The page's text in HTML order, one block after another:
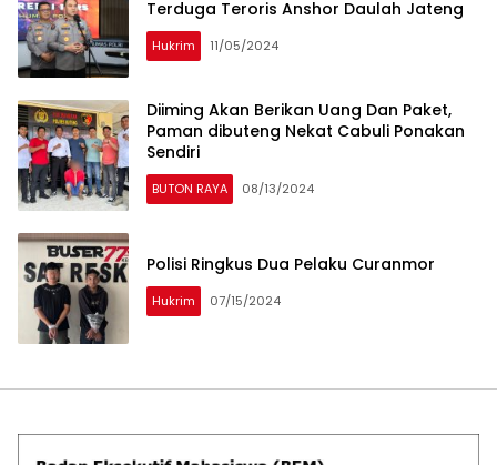
Terduga Teroris Anshor Daulah Jateng
Hukrim 11/05/2024
Diiming Akan Berikan Uang Dan Paket,
Paman dibuteng Nekat Cabuli Ponakan
Sendiri
BUTON RAYA 08/13/2024
Polisi Ringkus Dua Pelaku Curanmor
Hukrim 07/15/2024